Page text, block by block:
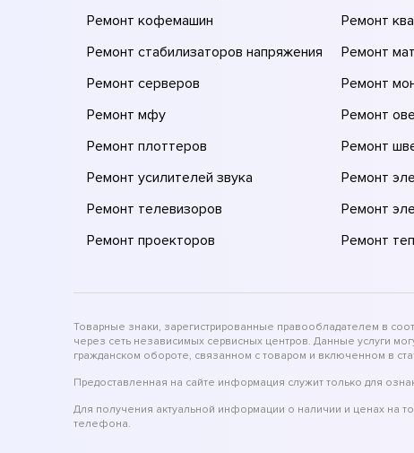
Ремонт кофемашин
Ремонт стабилизаторов напряжения
Ремонт серверов
Ремонт мфу
Ремонт плоттеров
Ремонт усилителей звука
Ремонт телевизоров
Ремонт проекторов
Ремонт
Ремонт
Ремонт
Ремонт
Ремонт
Ремонт
Ремонт
Ремонт
Товарные знаки, зарегистрированные правообладателем в
через сеть независимых сервисных центров. Данные услуги
гражданском обороте, связанном с товаром и включенном в
Предоставленная на сайте информация служит только для
Для получения актуальной информации о наличии и ценах на
телефона.